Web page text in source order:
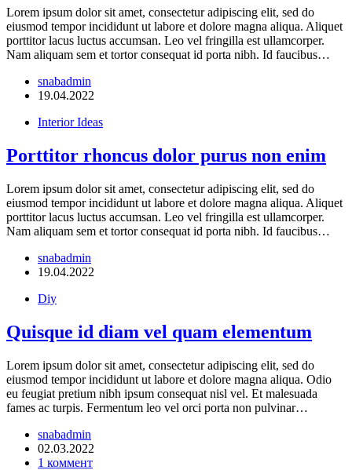
Lorem ipsum dolor sit amet, consectetur adipiscing elit, sed do
eiusmod tempor incididunt ut labore et dolore magna aliqua. Aliquet
porttitor lacus luctus accumsan. Leo vel fringilla est ullamcorper.
Nam aliquam sem et tortor consequat id porta nibh. Id faucibus…
snabadmin
19.04.2022
Interior Ideas
Porttitor rhoncus dolor purus non enim
Lorem ipsum dolor sit amet, consectetur adipiscing elit, sed do
eiusmod tempor incididunt ut labore et dolore magna aliqua. Aliquet
porttitor lacus luctus accumsan. Leo vel fringilla est ullamcorper.
Nam aliquam sem et tortor consequat id porta nibh. Id faucibus…
snabadmin
19.04.2022
Diy
Quisque id diam vel quam elementum
Lorem ipsum dolor sit amet, consectetur adipiscing elit, sed do
eiusmod tempor incididunt ut labore et dolore magna aliqua. Odio
eu feugiat pretium nibh ipsum consequat nisl vel. Et malesuada
fames ac turpis. Fermentum leo vel orci porta non pulvinar…
snabadmin
02.03.2022
1 коммент